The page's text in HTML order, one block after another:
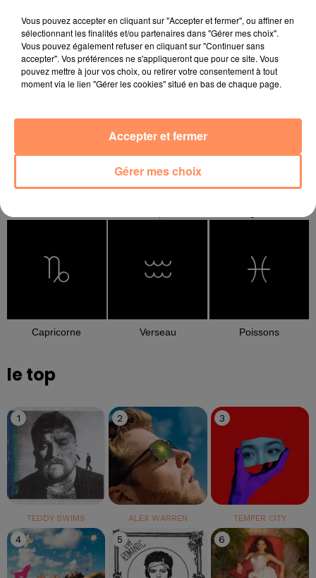
Vierge
Capricorne Verseau Poissons
le top
1
TEDDY SWIMS
2
ALEX WARREN
3
TEMPER CITY
4 5 6
Vous pouvez accepter en cliquant sur "Accepter et fermer", ou affiner en
sélectionnant les finalités et/ou partenaires dans "Gérer mes choix".
Vous pouvez également refuser en cliquant sur "Continuer sans
accepter". Vos préférences ne s'appliqueront que pour ce site. Vous
pouvez mettre à jour vos choix, ou retirer votre consentement à tout
moment via le lien "Gérer les cookies" situé en bas de chaque page.
Gérer mes choix
Accepter et fermer